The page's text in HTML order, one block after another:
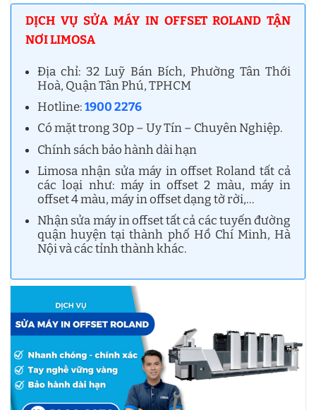
DỊCH VỤ SỬA MÁY IN OFFSET ROLAND TẬN
NƠI LIMOSA
Địa chỉ: 32 Luỹ Bán Bích, Phường Tân Thới
Hoà, Quận Tân Phú, TPHCM
Hotline:1900 2276
Có mặt trong 30p – Uy Tín – Chuyên Nghiệp.
Chính sách bảo hành dài hạn
Limosa nhận sửa máy in offset Roland tất cả
các loại như: máy in offset 2 màu, máy in
offset 4 màu, máy in offset dạng tờ rời,…
Nhận sửa máy in offset tất cả các tuyến đường
quận huyện tại thành phố Hồ Chí Minh, Hà
Nội và các tỉnh thành khác.